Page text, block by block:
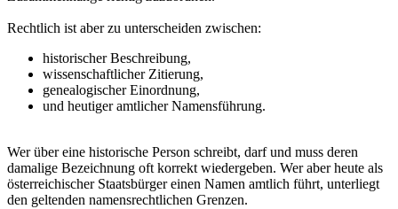
Rechtlich ist aber zu unterscheiden zwischen:
historischer Beschreibung,
wissenschaftlicher Zitierung,
genealogischer Einordnung,
und heutiger amtlicher Namensführung.
Wer über eine historische Person schreibt, darf und muss deren
damalige Bezeichnung oft korrekt wiedergeben. Wer aber heute als
österreichischer Staatsbürger einen Namen amtlich führt, unterliegt
den geltenden namensrechtlichen Grenzen.